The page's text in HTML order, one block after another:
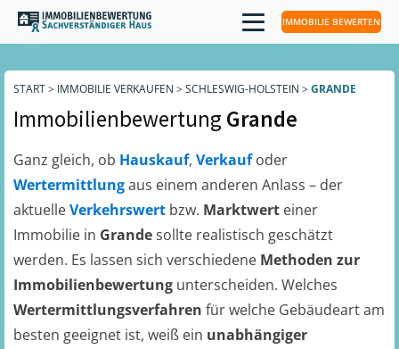
IMMOBILIE BEWERTEN
START> IMMOBILIE VERKAUFEN > SCHLESWIG-HOLSTEIN > GRANDE
ImmobilienbewertungGrande
Ganz gleich, ob Hauskauf, Verkaufoder
Wertermittlungaus einem anderen Anlass – der
aktuelleVerkehrswert bzw. Marktwert einer
Immobilie in Grandesollte realistisch geschätzt
werden. Es lassen sich verschiedene Methoden zur
Immobilienbewertung unterscheiden. Welches
Wertermittlungsverfahren für welche Gebäudeart am
besten geeignet ist, weiß ein unabhängiger